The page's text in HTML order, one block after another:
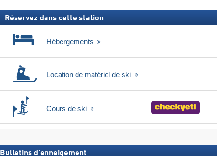
Réservez dans cette station
Hébergements
Location de matériel de ski
Cours de ski
Bulletins d'enneigement